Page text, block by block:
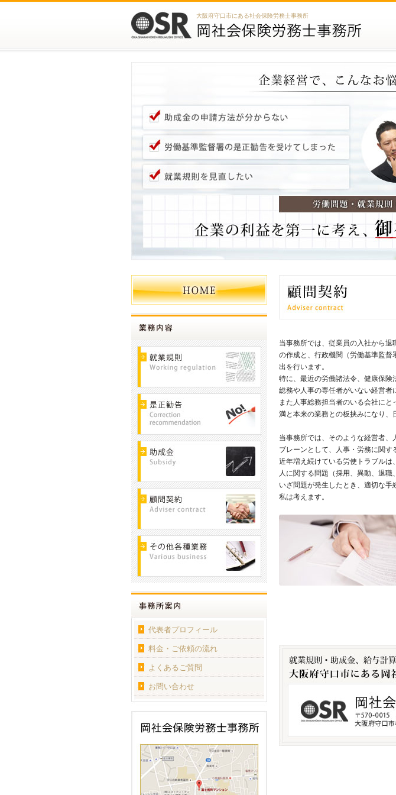
大阪府守口市にある社会保険労務士事務所
当事務所では、従業員の入社から
の作成と、行政機関（労働基準監
出を行います。
特に、最近の労働諸法令、健康保険
総務や人事の専任者がいない経営者
また人事総務担当者のいる会社に
満と本来の業務との板挟みになり、
当事務所では、そのような経営者
ブレーンとして、人事・労務に関す
近年増え続けている労使トラブルは
人に関する問題（採用、異動、退職
いざ問題が発生したとき、適切な
私は考えます。
代表者プロフィール
料金・ご依頼の流れ
よくあるご質問
お問い合わせ